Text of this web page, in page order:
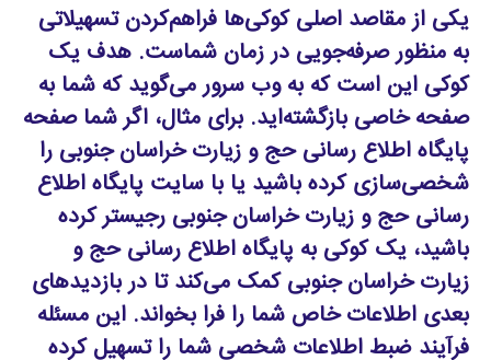
یکی از مقاصد اصلی کوکی‌ها فراهم‌کردن تسهیلاتی
به منظور صرفه‌جویی در زمان شماست. هدف یک
کوکی این است که به وب سرور می‌گوید که شما به
صفحه خاصی بازگشته‌اید. برای مثال، اگر شما صفحه
پایگاه اطلاع رسانی حج و زیارت خراسان جنوبی را
شخصی‌سازی کرده باشید یا با سایت پایگاه اطلاع
رسانی حج و زیارت خراسان جنوبی رجیستر کرده
باشید، یک کوکی به پایگاه اطلاع رسانی حج و
زیارت خراسان جنوبی کمک می‌کند تا در بازدیدهای
بعدی اطلاعات خاص شما را فرا بخواند. این مسئله
فرآیند ضبط اطلاعات شخصی شما را تسهیل کرده